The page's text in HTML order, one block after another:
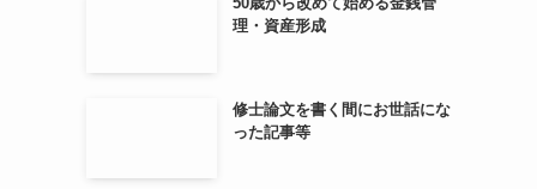
理・資産形成
修士論文を書く間にお世話にな
った記事等